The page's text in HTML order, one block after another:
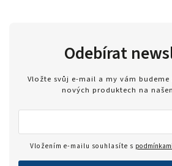
Odebírat
Vložte svůj e-mail a my vám
nových produktech na
Vložením e-mailu souhlasíte s